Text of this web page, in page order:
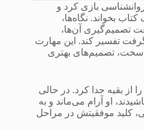
بازی کرد و
بخواند. نگاه‌ها،
آن‌ها،
تفسیر کند. این مهارت
سخت، تصمیم‌های بهتری
از بقیه جدا کرد. در حالی
او آرام می‌ماند و به
کلید موفقیتش در مراحل